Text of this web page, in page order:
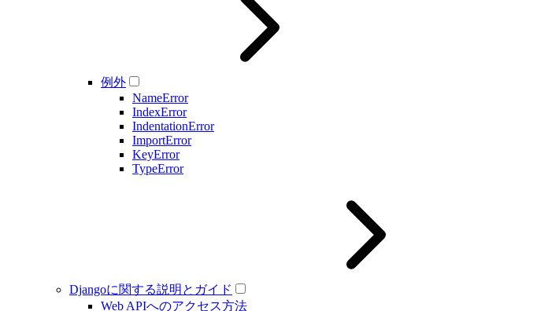
例外
NameError
IndexError
IndentationError
ImportError
KeyError
TypeError
Djangoに関する説明とガイド
Web APIへのアクセス方法